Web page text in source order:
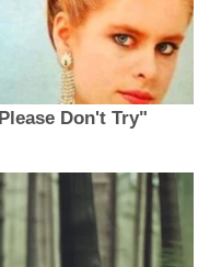
Don't Try"